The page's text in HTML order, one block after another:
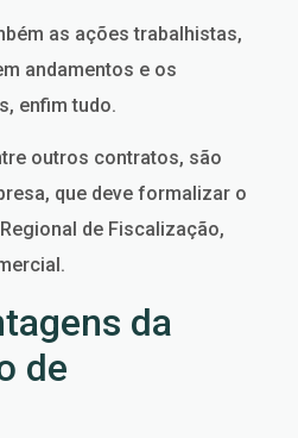
as ações trabalhistas,
andamentos e os
enfim tudo.
outros contratos, são
que deve formalizar o
de Fiscalização,
da
de